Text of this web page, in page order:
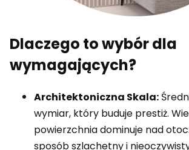
Dlaczego to wybór dla
wymagających?
Architektoniczna Skala:
wymiar, który buduje prestiż.
powierzchnia dominuje nad
sposób szlachetny i